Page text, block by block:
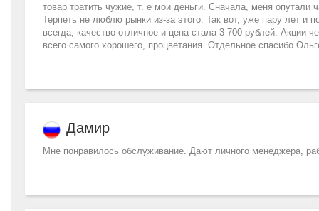
товар тратить чужие, т. е мои деньги. Сначала, меня опутали
Терпеть не люблю рынки из-за этого. Так вот, уже пару лет и
всегда, качество отличное и цена стала 3 700 рублей.
всего самого хорошего, процветания. Отдельное спасибо
Дамир
Мне понравилось обслуживание. Дают личного менеджера,